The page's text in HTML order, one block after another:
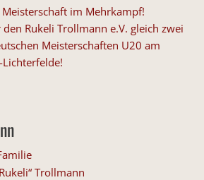
im Mehrkampf!
Rukeli Trollmann e.V. gleich zwei
Meisterschaften U20 am
Trollmann